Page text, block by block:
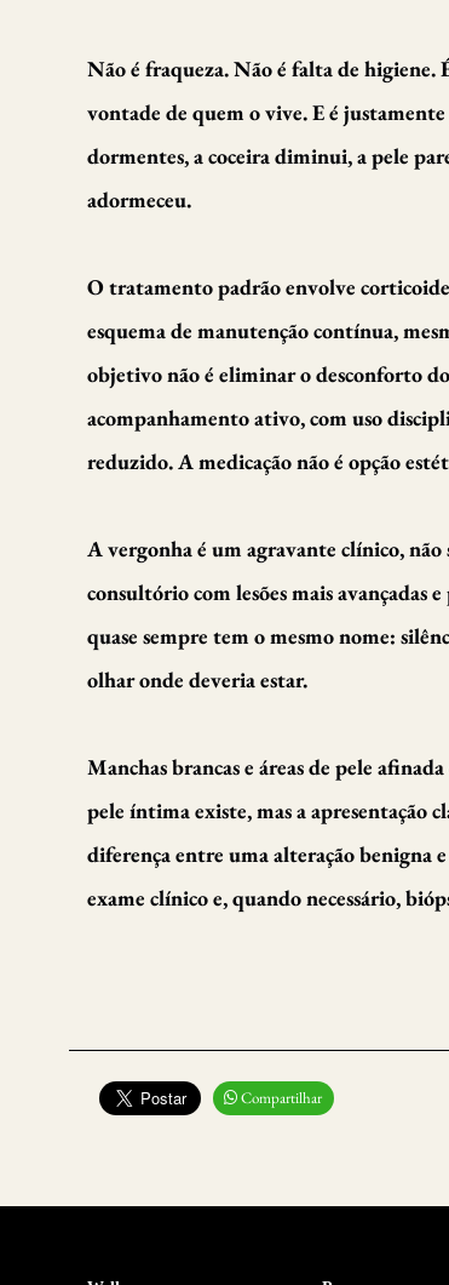
Não é fraqueza. Não é falta de higiene.
vontade de quem o vive. E é
dormentes, a coceira diminui, a pele
adormeceu.
O tratamento padrão envolve
esquema de manutenção contínua,
objetivo não é eliminar o desconforto
acompanhamento ativo, com uso
reduzido. A medicação não é opção
A vergonha é um agravante clínico,
consultório com lesões mais avançadas
quase sempre tem o mesmo nome:
olhar onde deveria estar.
Manchas brancas e áreas de pele
pele íntima existe, mas a apresentação
diferença entre uma alteração benigna
exame clínico e, quando necessário,
Compartilhar